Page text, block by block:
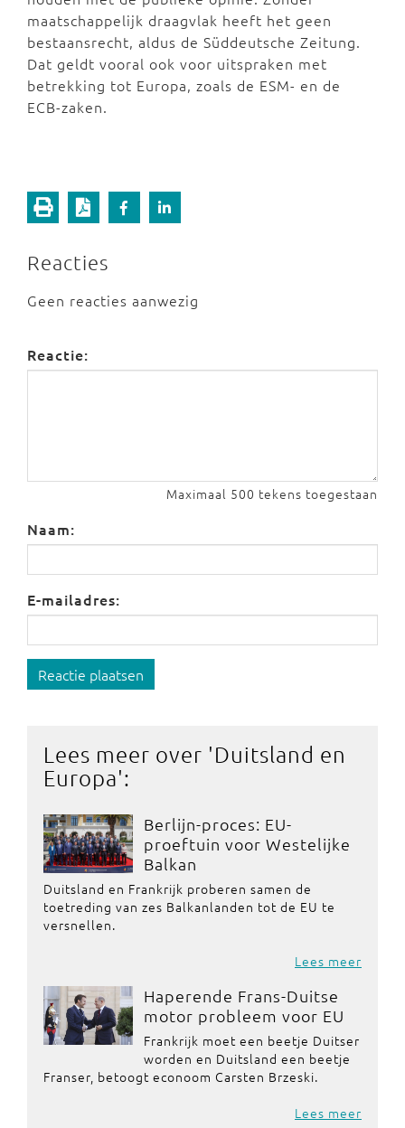
maatschappelijk draagvlak heeft het geen
bestaansrecht, aldus de Süddeutsche Zeitung.
Dat geldt vooral ook voor uitspraken met
betrekking tot Europa, zoals de ESM- en de
ECB-zaken.
Reacties
Geen reacties aanwezig
Reactie:
Maximaal 500 tekens toegestaan
Naam:
E-mailadres:
Reactie plaatsen
Lees meer over 'Duitsland en
Europa':
Berlijn-proces: EU-
proeftuin voor Westelijke
Balkan
Duitsland en Frankrijk proberen samen de
toetreding van zes Balkanlanden tot de EU te
versnellen.
Lees meer
Haperende Frans-Duitse
motor probleem voor EU
Frankrijk moet een beetje Duitser
worden en Duitsland een beetje
Franser, betoogt econoom Carsten Brzeski.
Lees meer